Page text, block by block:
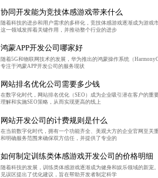
协同开发能为竞技体感游戏带来什么
随着科技的进步和用户需求的多样化，竞技体感游戏逐渐成为游
这一领域发挥着关键作用，并推动整个行业的进步
鸿蒙APP开发公司哪家好
随着5G和物联网技术的发展，华为推出的鸿蒙操作系统（
专注于鸿蒙APP开发公司的服务现状
网站排名优化公司需要多少钱
在数字化时代，网站排名优化（SEO）成为企业吸引潜在客户的
理解和实施SEO策略，从而实现更高的线上
网站开发公司的计费规则是什么
在当前数字化时代，拥有一个功能齐全、美观大方的企业官网至
和明确服务范围来确保双方信任，并提供了专业的
如何制定训练类体感游戏开发公司的价格明细
随着科技的发展，训练类体感游戏逐渐成为健身和娱乐领域的新
见误区提出了优化建议，旨在帮助开发者制定科学